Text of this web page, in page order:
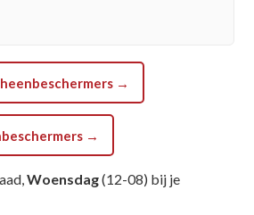
→
→
Woensdag(12-08) bij je